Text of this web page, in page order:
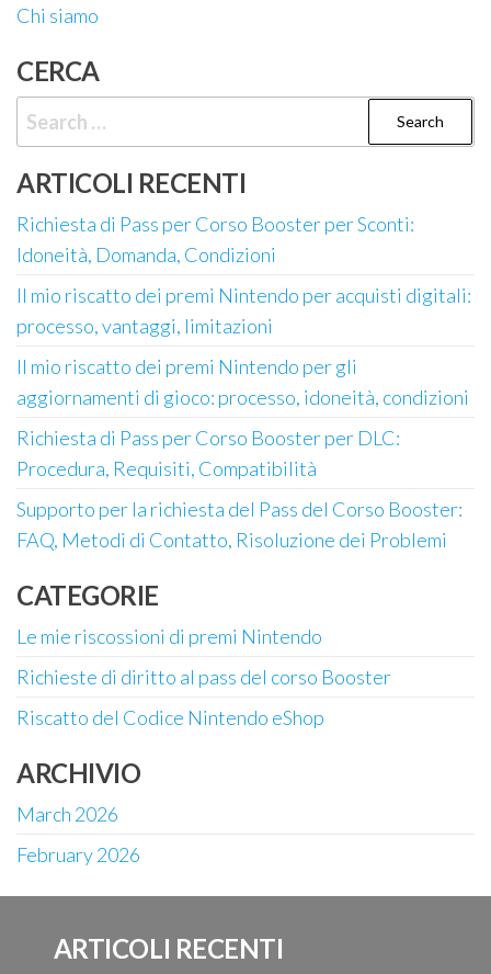
Chi siamo
CERCA
Search
for:
ARTICOLI RECENTI
Richiesta di Pass per Corso Booster per Sconti:
Idoneità, Domanda, Condizioni
Il mio riscatto dei premi Nintendo per acquisti digitali:
processo, vantaggi, limitazioni
Il mio riscatto dei premi Nintendo per gli
aggiornamenti di gioco: processo, idoneità, condizioni
Richiesta di Pass per Corso Booster per DLC:
Procedura, Requisiti, Compatibilità
Supporto per la richiesta del Pass del Corso Booster:
FAQ, Metodi di Contatto, Risoluzione dei Problemi
CATEGORIE
Le mie riscossioni di premi Nintendo
Richieste di diritto al pass del corso Booster
Riscatto del Codice Nintendo eShop
ARCHIVIO
March 2026
February 2026
ARTICOLI RECENTI